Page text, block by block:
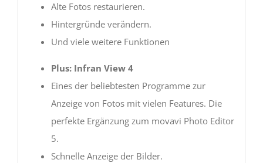
Alte Fotos restaurieren.
Hintergründe verändern.
Und viele weitere Funktionen
Plus: Infran View 4
Eines der beliebtesten Programme zur
Anzeige von Fotos mit vielen Features. Die
perfekte Ergänzung zum movavi Photo Editor
5.
Schnelle Anzeige der Bilder.